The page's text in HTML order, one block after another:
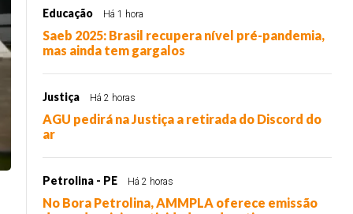
Educação Há 1 hora
Saeb 2025: Brasil recupera nível pré-pandemia,
mas ainda tem gargalos
Justiça Há 2 horas
AGU pedirá na Justiça a retirada do Discord do
ar
Petrolina - PE Há 2 horas
No Bora Petrolina, AMMPLA oferece emissão